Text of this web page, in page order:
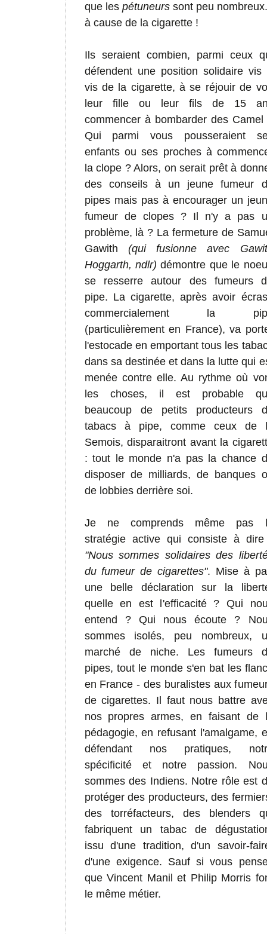
que les pétuneurssont peu
à cause de la cigarette !
Ils seraient combien, parmi ceux
défendent une position solidaire vis
vis de la cigarette, à se réjouir de
leur fille ou leur fils de 15
commencer à bombarder des Camel
Qui parmi vous pousseraient
enfants ou ses proches à
la clope ? Alors, on serait prêt à
des conseils à un jeune fumeur
pipes mais pas à encourager un
fumeur de clopes ? Il n'y a pas
problème, là ? La fermeture de
Gawith (qui fusionne avec
Hoggarth, ndlr) démontre que le
se resserre autour des fumeurs
pipe. La cigarette, après avoir
commercialement la
(particulièrement en France), va
l'estocade en emportant tous les
dans sa destinée et dans la lutte qui
menée contre elle. Au rythme où
les choses, il est probable
beaucoup de petits producteurs
tabacs à pipe, comme ceux de
Semois, disparaitront avant la
: tout le monde n'a pas la chance
disposer de milliards, de banques
de lobbies derrière soi.
Je ne comprends même pas
stratégie active qui consiste à
"Nous sommes solidaires des
du fumeur de cigarettes". Mise à
une belle déclaration sur la
quelle en est l'efficacité ? Qui
entend ? Qui nous écoute ?
sommes isolés, peu nombreux,
marché de niche. Les fumeurs
pipes, tout le monde s'en bat les
en France - des buralistes aux
de cigarettes. Il faut nous battre
nos propres armes, en faisant de
pédagogie, en refusant l'amalgame,
défendant nos pratiques,
spécificité et notre passion.
sommes des Indiens. Notre rôle est
protéger des producteurs, des
des torréfacteurs, des blenders
fabriquent un tabac de
issu d'une tradition, d'un savoir-
d'une exigence. Sauf si vous
que Vincent Manil et Philip Morris
le même métier.